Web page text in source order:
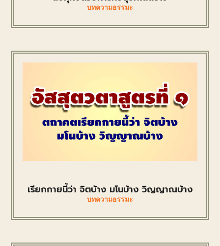
บทความธรรมะ
เรียกกายนี้ว่า จิตบ้าง มโนบ้าง วิญญาณบ้าง
บทความธรรมะ